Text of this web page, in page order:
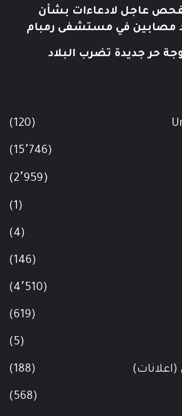
عاجل لادعاءات بشأن
مصابين في مستشفى رمبام
حر جديدة تضرب البلاد
(120)
(15٬746)
(2٬959)
(1)
(4)
(146)
(4٬510)
(619)
(5)
(188)
(568)